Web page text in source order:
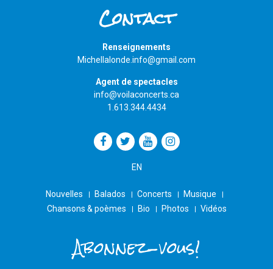
Contact
Renseignements
Michellalonde.info@gmail.com
Agent de spectacles
info@voilaconcerts.ca
1.613.344.4434
EN
Nouvelles Balados Concerts
Musique
Chansons & poèmes
Bio Photos Vidéos
Abonnez-vous!